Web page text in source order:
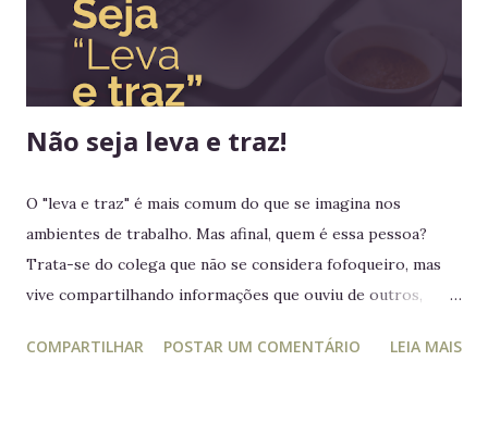
imensas em diversos continentes, até aquele momento
nenhum rei havia colocado os pés em seus territórios
ultramarinos para uma simples...
Não seja leva e traz!
O "leva e traz" é mais comum do que se imagina nos
ambientes de trabalho. Mas afinal, quem é essa pessoa?
Trata-se do colega que não se considera fofoqueiro, mas
vive compartilhando informações que ouviu de outros,
prática, ele manipula e desagrega, usando informações
COMPARTILHAR POSTAR UM COMENTÁRIO LEIA MAIS